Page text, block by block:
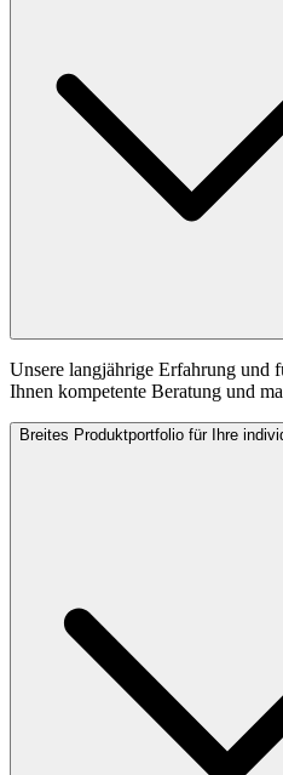
Unsere langjährige Erfahrung und
Ihnen kompetente Beratung und
Breites Produktportfolio für Ihre